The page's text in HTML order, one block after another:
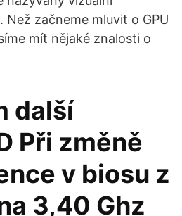
začneme mluvit o GPU
mít nějaké znalosti o
další
Při změně
v biosu z
3,40 Ghz